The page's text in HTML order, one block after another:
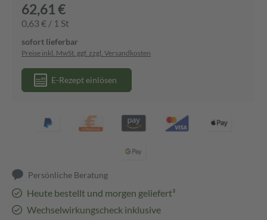
62,61 €
0,63 € / 1 St
sofort lieferbar
Preise inkl. MwSt. ggf. zzgl. Versandkosten
E-Rezept einlösen
Persönliche Beratung
Heute bestellt und morgen geliefert³
Wechselwirkungscheck inklusive